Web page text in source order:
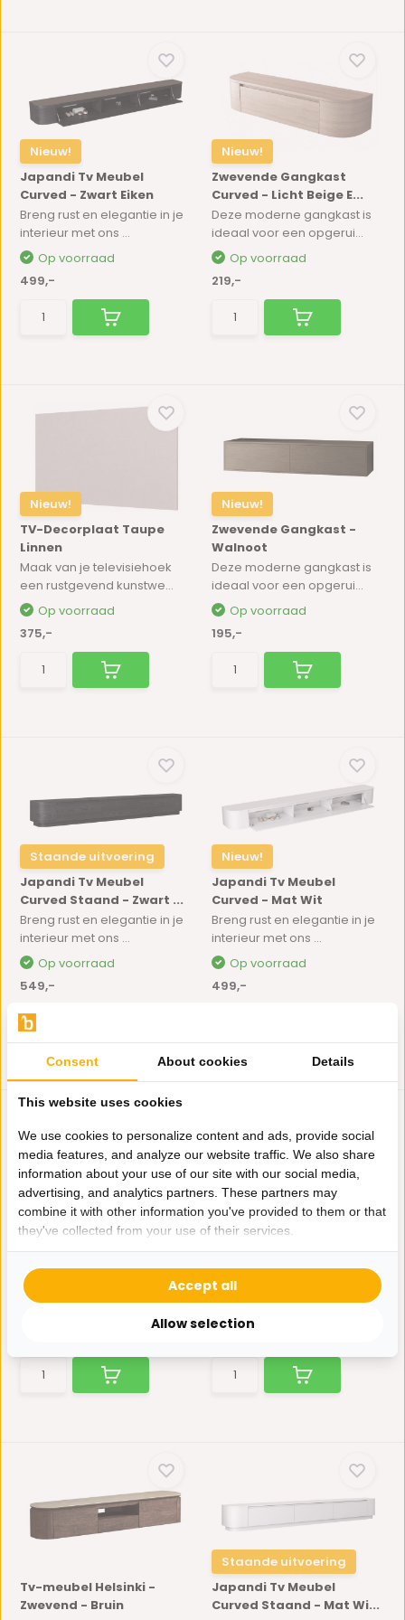
Nieuw!
Japandi Tv Meubel
Curved - Zwart Eiken
Breng rust en elegantie in je
interieur met ons ...
Op voorraad
499,-
Nieuw!
Zwevende Gangkast
Curved - Licht Beige E...
Deze moderne gangkast is
ideaal voor een opgerui...
Op voorraad
219,-
Nieuw!
TV-Decorplaat Taupe
Linnen
Maak van je televisiehoek
een rustgevend kunstwe...
Op voorraad
375,-
Nieuw!
Zwevende Gangkast -
Walnoot
Deze moderne gangkast is
ideaal voor een opgerui...
Op voorraad
195,-
Staande uitvoering
Japandi Tv Meubel
Curved Staand - Zwart ...
Breng rust en elegantie in je
interieur met ons ...
Op voorraad
549,-
Nieuw!
Japandi Tv Meubel
Curved - Mat Wit
Breng rust en elegantie in je
interieur met ons ...
Op voorraad
499,-
Portofino Tv Meubel
Curved - Bruin - St...
De Portofino-set is een zeer
stijlvolle collecti...
Tv-meubel - Atlanta -
Travertin marmer |...
Breng rust en verfijning in je
interieur met de ...
Niet op voorraad
Tv-meubel Helsinki -
Zwevend - Bruin
Staande uitvoering
Japandi Tv Meubel
Curved Staand - Mat Wi...
Consent About cookies Details
This website uses cookies
We use cookies to personalize content and ads, provide social
media features, and analyze our website traffic. We also share
information about your use of our site with our social media,
advertising, and analytics partners. These partners may
combine it with other information you've provided to them or that
they've collected from your use of their services.
Allow selection
Accept all